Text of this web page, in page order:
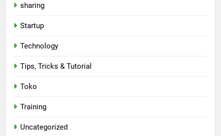
sharing
Startup
Technology
Tips, Tricks & Tutorial
Toko
Training
Uncategorized